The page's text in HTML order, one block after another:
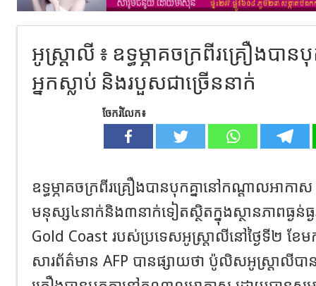
អូស្ត្រាលី ៖ ឧទ្ធម្ភាគចក្រពីរគ្រឿងបា
អ្នកស្លាប់ និងរបួសជាច្រើននាក់
ចែករំលែក៖
ឧទ្ធម្ភាគចក្រពីរគ្រឿងបានបុកគ្នានៅកណ្តាលអាក
មនុស្ស៤នាក់និង៣នាក់ទៀតស្ថិតក្នុងស្ថានភាពធ្ង
Gold Coast របស់ប្រទេសអូស្ត្រាលីនៅថ្ងៃទី២ ខែម
សារព័ត៌មាន AFP បានផ្សាយថា ប៉ូលិសអូស្ត្រាលីបា